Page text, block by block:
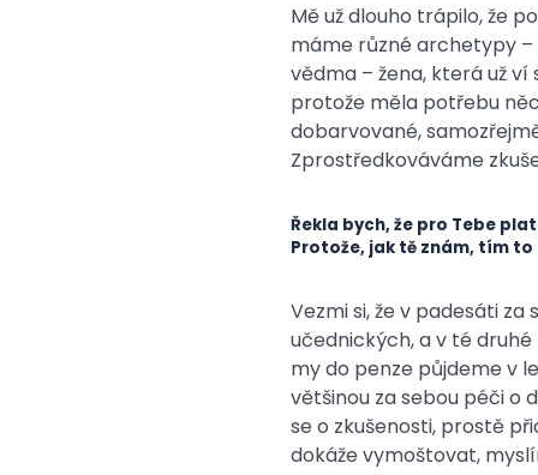
Mě už dlouho trápilo, že
máme různé archetypy –
vědma – žena, která už
protože měla potřebu
dobarvované,
Zprostředkováváme
Řekla bych, že pro Tebe
Protože, jak tě znám, tím to
Vezmi si, že v padesáti
učednických, a v té
my do penze půjdeme v
většinou za sebou péči o
se o zkušenosti, prostě
dokáže vymoštovat,